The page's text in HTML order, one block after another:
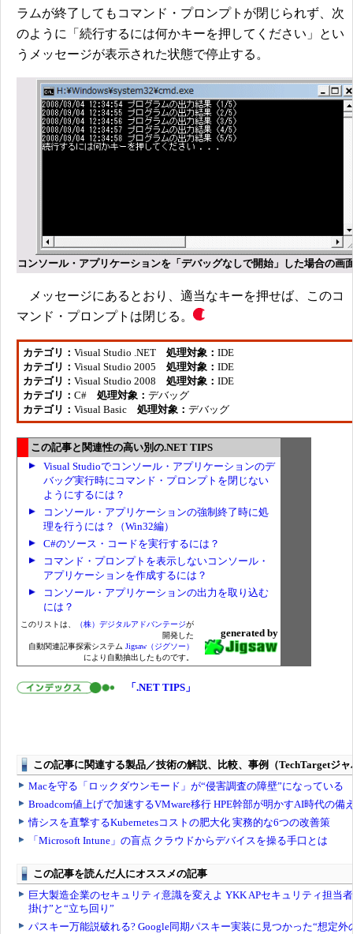
ラムが終了してもコマンド・プロンプトが閉じられず、次
のように「続行するには何かキーを押してください」とい
うメッセージが表示された状態で停止する。
コンソール・アプリケーションを「デバッグなしで開始」した場合の画
メッセージにあるとおり、適当なキーを押せば、このコ
マンド・プロンプトは閉じる。
カテゴリ： Visual Studio .NET 処理対象： IDE
カテゴリ： Visual Studio 2005 処理対象： IDE
カテゴリ： Visual Studio 2008 処理対象： IDE
カテゴリ： C# 処理対象： デバッグ
カテゴリ： Visual Basic 処理対象： デバッグ
この記事と関連性の高い別の.NET TIPS
Visual Studioでコンソール・アプリケーションのデ
バッグ実行時にコマンド・プロンプトを閉じない
ようにするには？
コンソール・アプリケーションの強制終了時に処
理を行うには？（Win32編）
C#のソース・コードを実行するには？
コマンド・プロンプトを表示しないコンソール・
アプリケーションを作成するには？
コンソール・アプリケーションの出力を取り込む
には？
このリストは、 （株）デジタルアドバンテージが
開発した
自動関連記事探索システム Jigsaw（ジグソー）
により自動抽出したものです。
generated by
「.NET TIPS」